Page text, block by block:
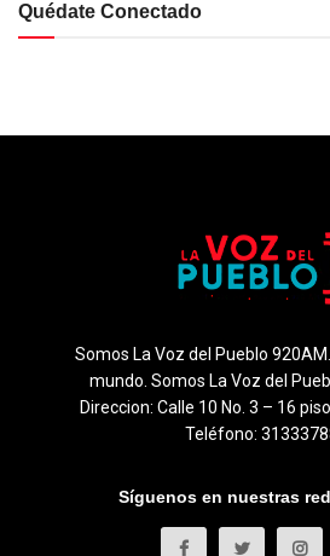
Quédate Conectado
Somos La Voz del Pueblo
mundo. Somos La Voz del
Direccion: Calle 10 No. 3 – 16
Teléfono:
Síguenos en nuestras